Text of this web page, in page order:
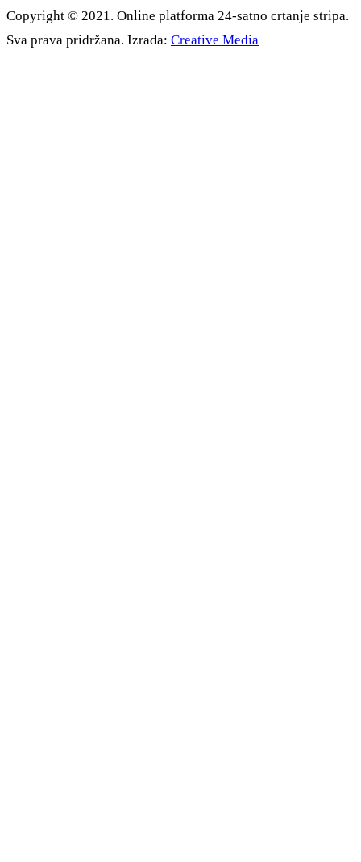
Copyright © 2021. Online platforma 24-satno crtanje stripa.
Sva prava pridržana. Izrada: Creative Media